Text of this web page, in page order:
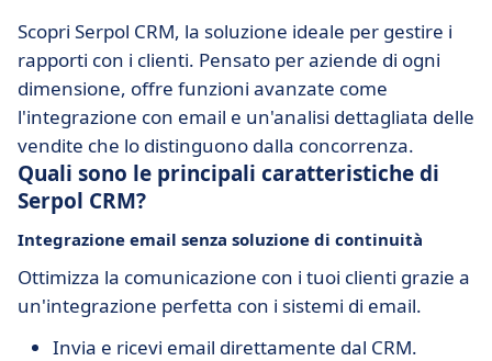
Scopri Serpol CRM, la soluzione ideale per gestire i
rapporti con i clienti. Pensato per aziende di ogni
dimensione, offre funzioni avanzate come
l'integrazione con email e un'analisi dettagliata delle
vendite che lo distinguono dalla concorrenza.
Quali sono le principali caratteristiche di
Serpol CRM?
Integrazione email senza soluzione di continuità
Ottimizza la comunicazione con i tuoi clienti grazie a
un'integrazione perfetta con i sistemi di email.
Invia e ricevi email direttamente dal CRM.